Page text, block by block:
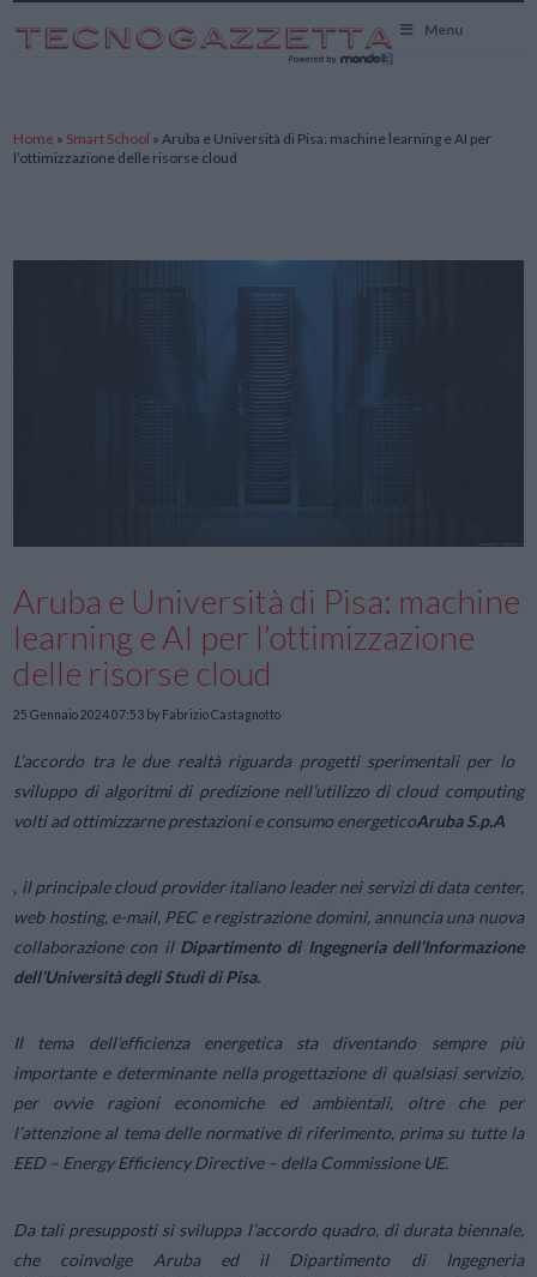
Menu
Home » Smart School »Aruba e Università di Pisa: machine learning e AI per
l’ottimizzazione delle risorse cloud
Aruba e Università di Pisa: machine
learning e AI per l’ottimizzazione
delle risorse cloud
25 Gennaio 2024 07:53 by Fabrizio Castagnotto
L’accordo tra le due realtà riguarda progetti sperimentali per lo
sviluppo di algoritmi di predizione nell’utilizzo di cloud computing
volti ad ottimizzarne prestazioni e consumo energeticoAruba S.p.A
, il principale cloud provider italiano leader nei servizi di data center,
web hosting, e-mail, PEC e registrazione domini, annuncia una nuova
collaborazione con il Dipartimento di Ingegneria dell’Informazione
dell’Università degli Studi di Pisa.
Il tema dell’efficienza energetica sta diventando sempre più
importante e determinante nella progettazione di qualsiasi servizio,
per ovvie ragioni economiche ed ambientali, oltre che per
l’attenzione al tema delle normative di riferimento, prima su tutte la
EED – Energy Efficiency Directive– della Commissione UE.
Da tali presupposti si sviluppa l’accordo quadro, di durata biennale,
che coinvolge Aruba ed il Dipartimento di Ingegneria